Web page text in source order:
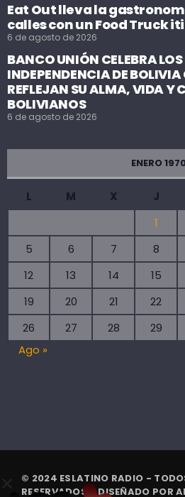
Eat Out lleva la
calles con un Food Truck
6 de agosto de 2026
BANCO UNIÓN CELEBRA
INDEPENDENCIA DE
REFLEJAN SU ALMA, VIDA Y
BOLIVIANOS
6 de agosto de 2026
ENERO
L M X J
1
5
6 7 8
12
13 14 15
19
20 21 22
26
27 28 29
Ago »
© 2024 ESLATINO RADIO -
RESERVADOS. | DISEÑADO POR